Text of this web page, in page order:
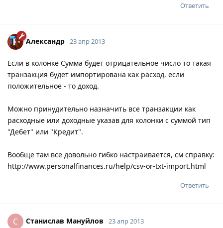
Ответить
Александр 23 апр 2013
Если в колонке Сумма будет отрицательное число то такая
транзакция будет импортирована как расход, если
положительное - то доход.
Можно принудительно назначить все транзакции как
расходные или доходные указав для колонки с суммой тип
"Дебет" или "Кредит".
Вообще там все довольно гибко настраивается, см справку:
http://www.personalfinances.ru/help/csv-or-txt-import.html
Ответить
С Станислав Мануйлов 23 апр 2013